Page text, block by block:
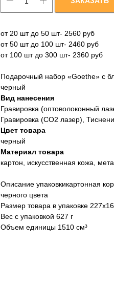
от 20 шт до 50 шт- 2560 руб
от 50 шт до 100 шт- 2460 руб
от 100 шт до 300 шт- 2360 руб
Подарочный набор «Goethe» с
черный
Вид нанесения
Гравировка (оптоволоконный
Гравировка (CO2 лазер),
Цвет товара
черный
Материал товара
картон, искусственная кожа,
Описание упаковкикартонная
черного цвета
Размер товара в упаковке
Вес с упаковкой 627 г
Объем единицы 1510 см³